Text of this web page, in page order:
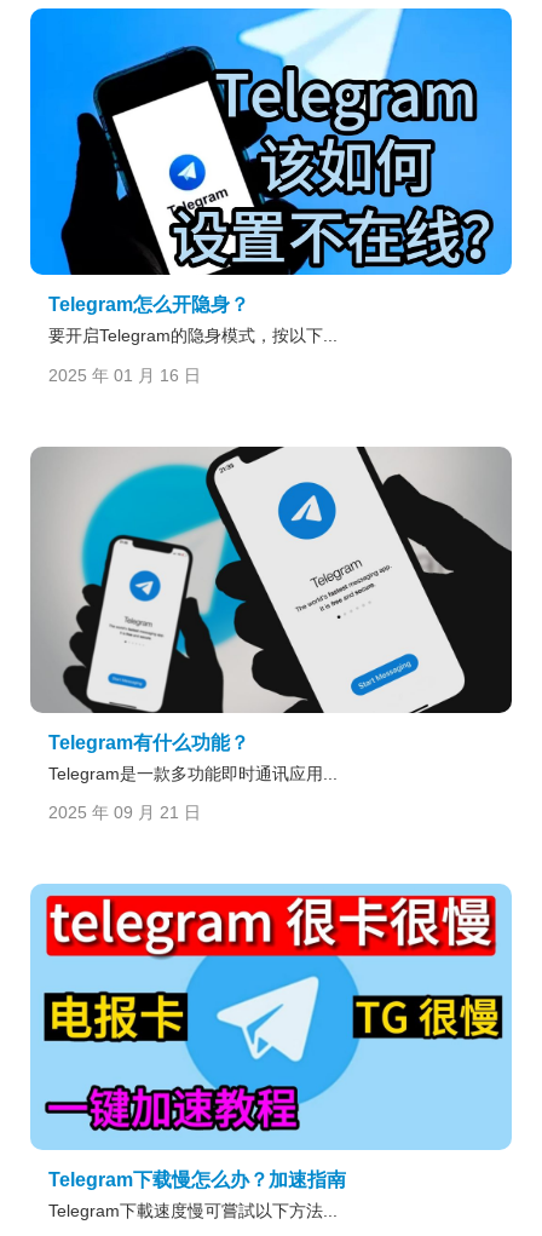
Telegram怎么开隐身？
要开启Telegram的隐身模式，按以下...
2025 年 01 月 16 日
Telegram有什么功能？
Telegram是一款多功能即时通讯应用...
2025 年 09 月 21 日
Telegram下载慢怎么办？加速指南
Telegram下載速度慢可嘗試以下方法...